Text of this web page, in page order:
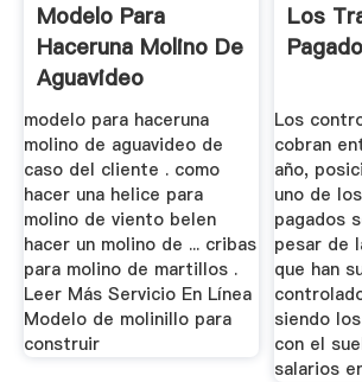
Modelo Para
Haceruna Molino De
Aguavideo
modelo para haceruna
molino de aguavideo de
caso del cliente . como
hacer una helice para
molino de viento belen
hacer un molino de ... cribas
para molino de martillos .
Leer Más Servicio En Línea
Modelo de molinillo para
construir
Los
Los
cobran
año,
uno de
pagados
pesar de
que han
siendo
con el
salarios